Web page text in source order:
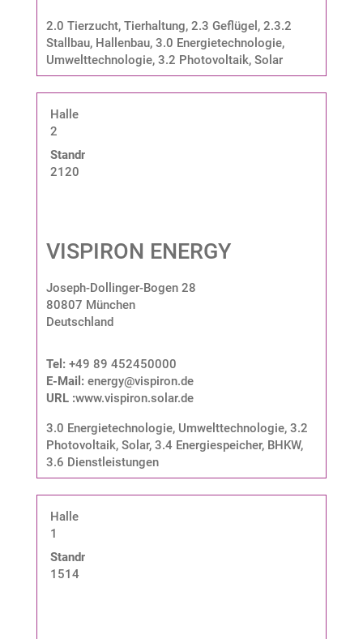
2.0 Tierzucht, Tierhaltung, 2.3 Geflügel , 2.3.2
Stallbau, Hallenbau, 3.0 Energietechnologie,
Umwelttechnologie, 3.2 Photovoltaik, Solar
Halle
2
Standnummer:
2120
VISPIRON ENERGY
Joseph-Dollinger-Bogen 28
80807 München
Deutschland
Tel: +49 89 452450000
E-Mail: energy@vispiron.de
URL :www.vispiron.solar.de
3.0 Energietechnologie, Umwelttechnologie, 3.2
Photovoltaik, Solar, 3.4 Energiespeicher, BHKW,
3.6 Dienstleistungen
Halle
1
Standnummer:
1514